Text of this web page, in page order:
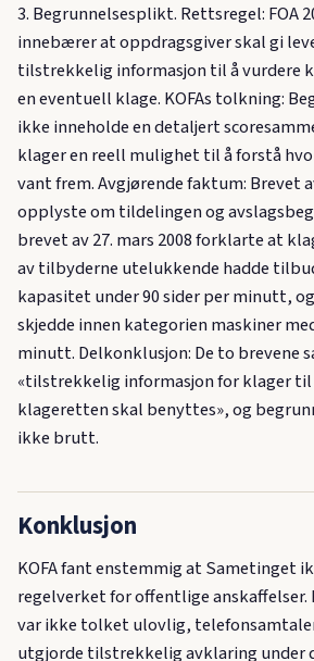
3. Begrunnelsesplikt. Rettsregel: FOA
innebærer at oppdragsgiver skal gi
tilstrekkelig informasjon til å vurdere
en eventuell klage. KOFAs tolkning:
ikke inneholde en detaljert
klager en reell mulighet til å forstå
vant frem. Avgjørende faktum: Brevet
opplyste om tildelingen og
brevet av 27. mars 2008 forklarte at
av tilbyderne utelukkende hadde
kapasitet under 90 sider per minutt,
skjedde innen kategorien maskiner
minutt. Delkonklusjon: De to brevene
«tilstrekkelig informasjon for klager
klageretten skal benyttes», og
ikke brutt.
Konklusjon
KOFA fant enstemmig at Sametinget
regelverket for offentlige anskaffelser.
var ikke tolket ulovlig,
utgjorde tilstrekkelig avklaring under